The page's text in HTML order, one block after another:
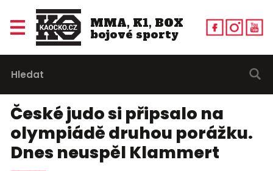
MMA, K1, BOX
bojové sporty
České judo si připsalo na
olympiádě druhou porážku.
Dnes neuspěl Klammert